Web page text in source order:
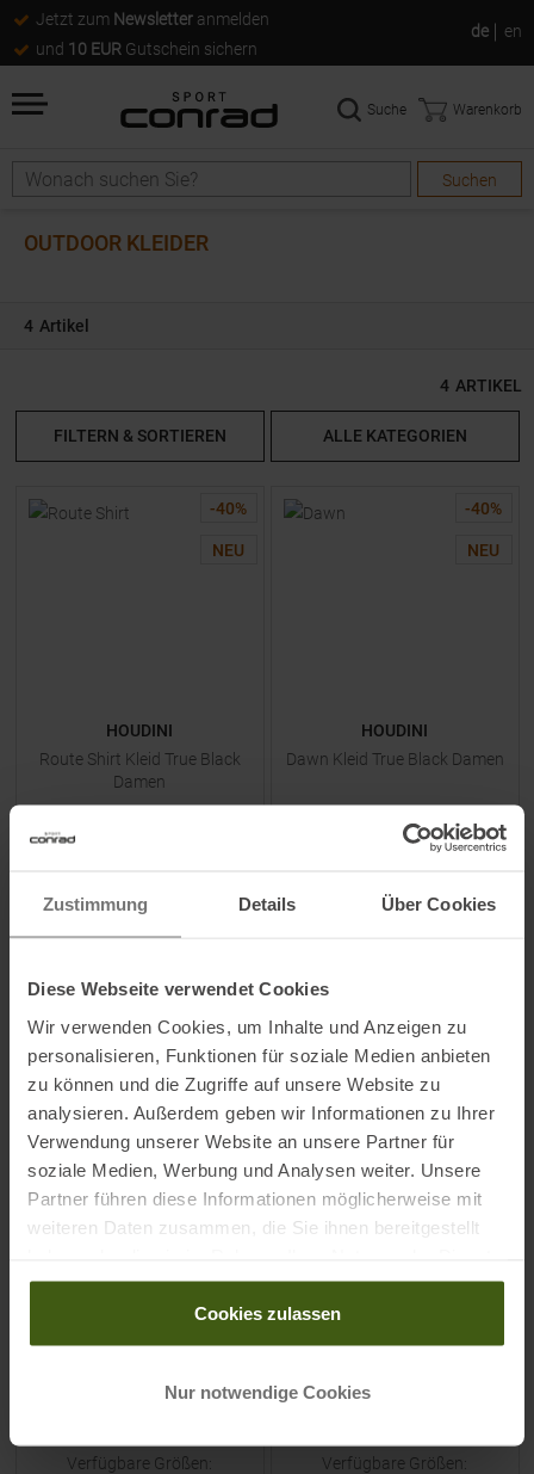
Zustimmung Details Über Cookies
Diese Webseite verwendet Cookies
Wir verwenden Cookies, um Inhalte und Anzeigen zu
personalisieren, Funktionen für soziale Medien anbieten
zu können und die Zugriffe auf unsere Website zu
analysieren. Außerdem geben wir Informationen zu Ihrer
Verwendung unserer Website an unsere Partner für
soziale Medien, Werbung und Analysen weiter. Unsere
Partner führen diese Informationen möglicherweise mit
weiteren Daten zusammen, die Sie ihnen bereitgestellt
gesammelt haben.
Cookies zulassen
Nur notwendige Cookies
Jetzt zum Newsletter anmelden
und 10 EUR Gutschein sichern
de en
Suche
Suchen
Suche Warenkorb
OUTDOOR KLEIDER
4 Artikel
4 ARTIKEL
FILTERN & SORTIEREN ALLE KATEGORIEN
-40%
NEU
HOUDINI
Route Shirt Kleid True Black
Damen
XS|
-40%
NEU
HOUDINI
Dawn Kleid True Black Damen
149,95€
Verfügbare Größen:
XS|S
-40%
NEU
Verfügbare Größen:
NEU
Verfügbare Größen: